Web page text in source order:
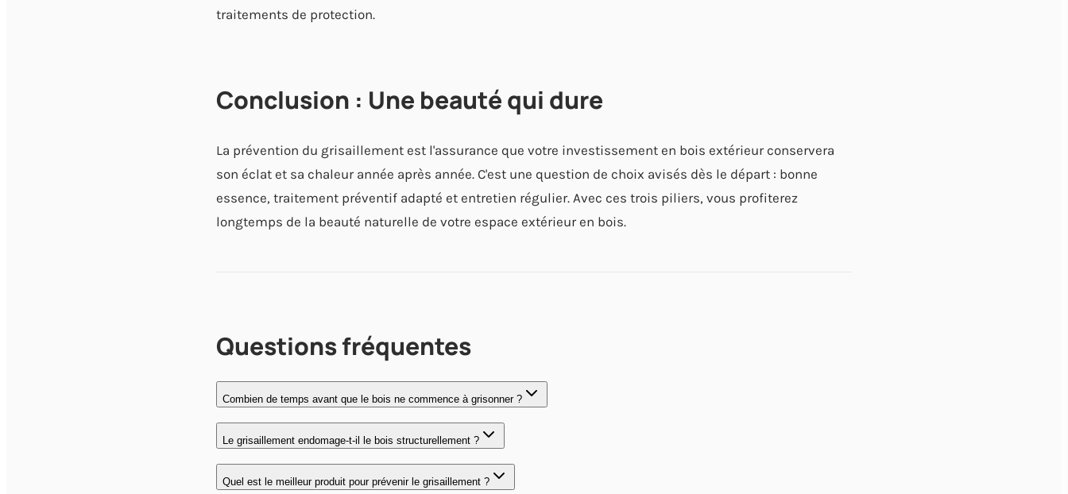
traitements de protection.
Conclusion : Une beauté qui dure
La prévention du grisaillement est l'assurance que votre investissement en bois extérieur conservera
son éclat et sa chaleur année après année. C'est une question de choix avisés dès le départ : bonne
essence, traitement préventif adapté et entretien régulier. Avec ces trois piliers, vous profiterez
longtemps de la beauté naturelle de votre espace extérieur en bois.
Questions fréquentes
Combien de temps avant que le bois ne commence à grisonner ?
Le grisaillement endomage-t-il le bois structurellement ?
Quel est le meilleur produit pour prévenir le grisaillement ?